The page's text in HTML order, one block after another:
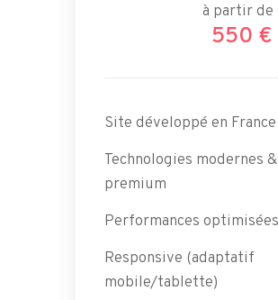
à partir de
550 €
Site développé en France
Technologies modernes
premium
Performances optimisées
Responsive (adaptatif
mobile/tablette)